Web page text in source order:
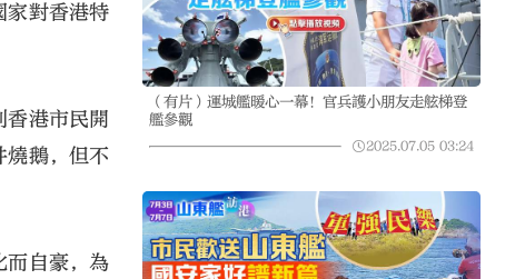
家對香港特
香港市民開
燒鵝，但不
而自豪，為
（有片）運城艦暖心一幕！官兵護小朋友走舷梯登
艦參觀
2025.07.05 03:24